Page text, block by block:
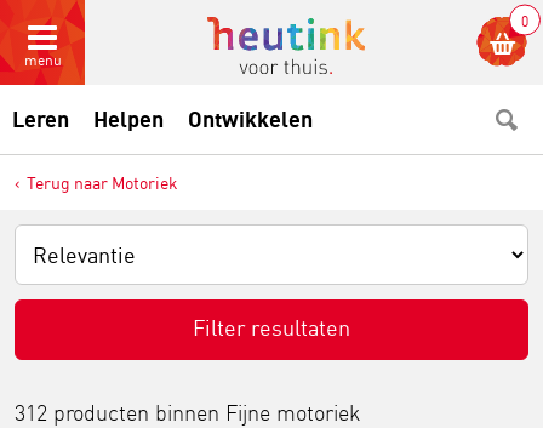
menu
0
Leren Helpen Ontwikkelen
Terug naar Motoriek
Filter resultaten
312 producten binnen Fijne motoriek